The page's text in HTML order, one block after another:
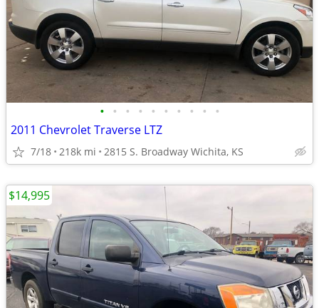
• • • • • • • • • •
2011 Chevrolet Traverse LTZ
7/18 218k mi 2815 S. Broadway Wichita, KS
$14,995